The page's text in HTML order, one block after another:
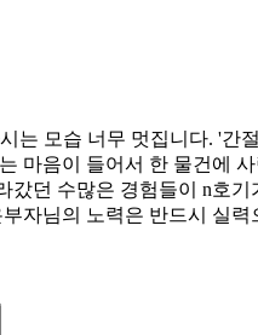
는 모습 너무 멋집니다. '
마음이 들어서 한 물건에
던 수많은 경험들이 n호
자님의 노력은 반드시 실